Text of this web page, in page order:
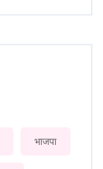
भाजपा